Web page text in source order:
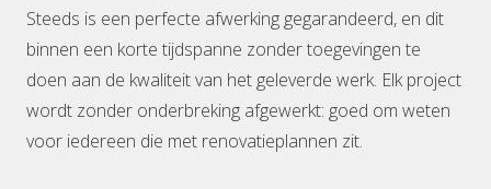
Steeds is een perfecte afwerking gegarandeerd, en dit
binnen een korte tijdspanne zonder toegevingen te
doen aan de kwaliteit van het geleverde werk. Elk project
wordt zonder onderbreking afgewerkt: goed om weten
voor iedereen die met renovatieplannen zit.